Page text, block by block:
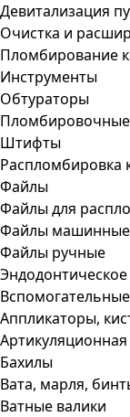
Девитализация
Очистка и
Пломбирование
Инструменты
Обтураторы
Пломбировочные
Штифты
Распломбировка
Файлы
Файлы для
Файлы машинные
Файлы ручные
Аппликаторы,
Бахилы
Вата, марля,
Ватные валики